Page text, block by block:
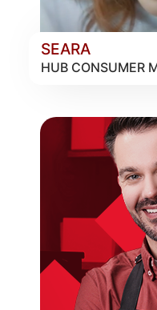
SEARA
HUB CONSUMER